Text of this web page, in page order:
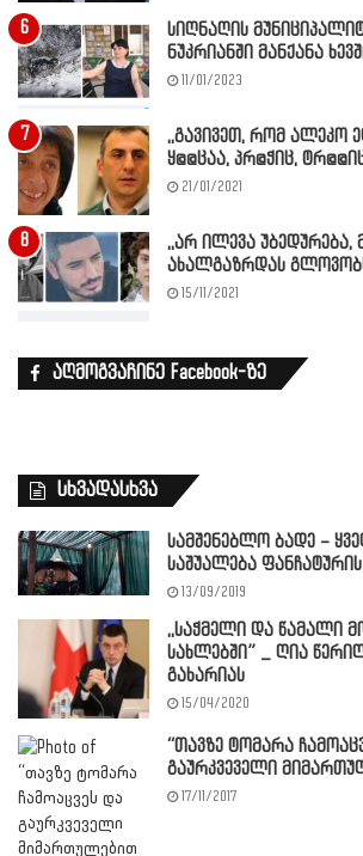
სიღნაღის
ნუკრიანში მანქანა
11/01/2023
,,გავივეთ, რომ ალეკო
ყ@@ცაა, პრ@ჭიც,
21/01/2021
,,არ ილევა უბედურება,
ახალგაზრდას
15/11/2021
აღმოგვაჩინე Facebook-ზე
სხვადასხვა
სამშენებლო ბადე –
საშუალება
13/09/2019
,,საჭმელი და წამალი
სახლებში” _ ღია
გახარიას
15/04/2020
“თავზე ტომარა
გაურკვეველი
17/11/2017